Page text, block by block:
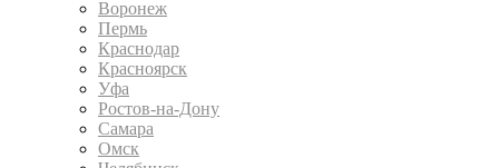
Воронеж
Пермь
Краснодар
Красноярск
Уфа
Ростов-на-Дону
Самара
Омск